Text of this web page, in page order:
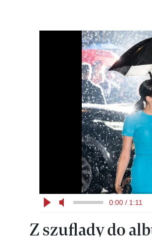
0:00 / 1:11
Z szuflady do